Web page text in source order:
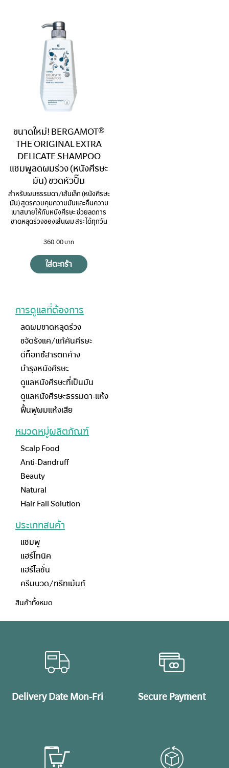
ขนาดใหม่! BERGAMOT®
THE ORIGINAL EXTRA
DELICATE SHAMPOO
แชมพูลดผมร่วง (หนังศีรษะ
มัน) ขวดหัวปั๊ม
สำหรับผมธรรมดา/เส้นเล็ก (หนังศีรษะ
มัน) สูตรควบคุมความมันและคืนความ
เบาสบายให้กับหนังศีรษะ ช่วยลดการ
ขาดหลุดร่วงของเส้นผม สระได้ทุกวัน
360.00
ใส่ตะกร้า
การดูแลที่ต้องการ
ลดผมขาดหลุดร่วง
ขจัดรังแค/แก้คันศีรษะ
ดีท็อกซ์สารตกค้าง
บำรุงหนังศีรษะ
ดูแลหนังศีรษะที่เป็นมัน
ดูแลหนังศีรษะธรรมดา-แห้ง
ฟื้นฟูผมแห้งเสีย
หมวดหมู่ผลิตภัณฑ์
Scalp Food
Anti-Dandruff
Beauty
Natural
Hair Fall Solution
ประเภทสินค้า
แชมพู
แฮร์โทนิค
แฮร์โลชั่น
ครีมนวด/ทรีทเม้นท์
สินค้าทั้งหมด
Delivery Date Mon-Fri Secure Payment